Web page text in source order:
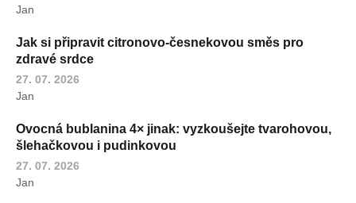
Jan
Jak si připravit citronovo-česnekovou směs pro
zdravé srdce
27. 07. 2026
Jan
Ovocná bublanina 4× jinak: vyzkoušejte tvarohovou,
šlehačkovou i pudinkovou
27. 07. 2026
Jan